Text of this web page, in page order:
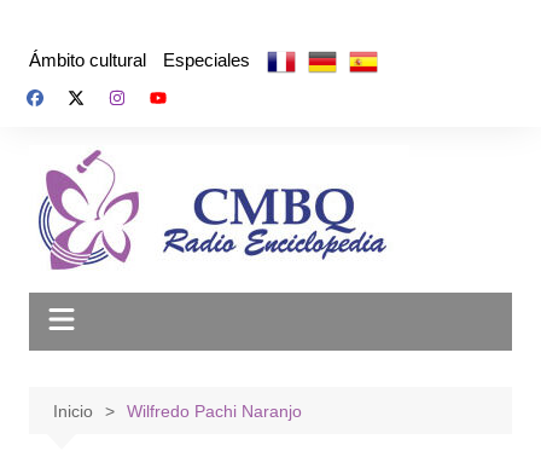
Ámbito cultural Especiales
Inicio Wilfredo Pachi Naranjo